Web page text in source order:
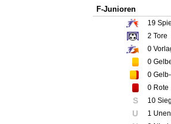
F-Junioren
19
2 Tore
0
0
0
0 Rote
S 10
U 1